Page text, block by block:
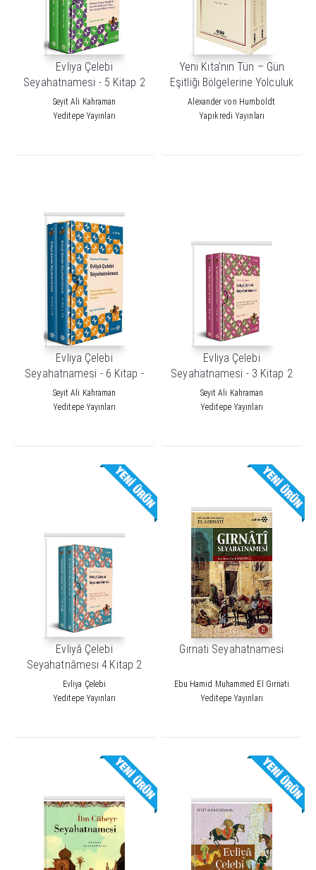
Evliya Çelebi
Seyahatnamesi - 5 Kitap 2
Cilt
Seyit Ali Kahraman
Yeditepe Yayınları
Yeni Kıta’nın Tün – Gün
Eşitliği Bölgelerine Yolculuk
(1799-1800-1801-1802-
1803-1804 Yıllarında)
Alexander von Humboldt
Yapıkredi Yayınları
Evliya Çelebi
Seyahatnamesi - 6 Kitap -
2 Cilt - Kutulu
Seyit Ali Kahraman
Yeditepe Yayınları
Evliya Çelebi
Seyahatnamesi - 3 Kitap 2
Kutulu
Seyit Ali Kahraman
Yeditepe Yayınları
Evliyâ Çelebi
Seyahatnâmesi 4.Kitap 2
Cilt ( Kutulu)
Evliya Çelebi
Yeditepe Yayınları
Gırnati Seyahatnamesi
Ebu Hamid Muhammed El Gırnati
Yeditepe Yayınları